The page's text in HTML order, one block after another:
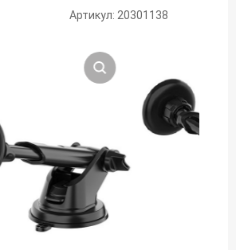
Артикул: 20301138